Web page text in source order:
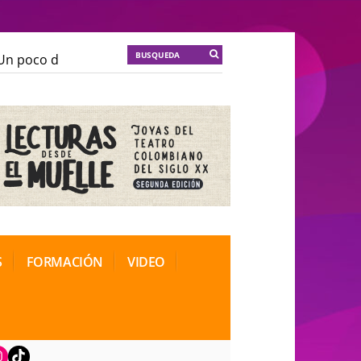
poco de locura para la cordura
Soma
Soma
de Teatro Rosa
FORMACIÓN VIDEO
TikTok